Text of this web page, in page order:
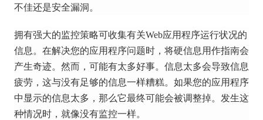
不佳还是安全漏洞。
拥有强大的监控策略可收集有关Web应用程序运行状况的
信息。 在解决您的应用程序问题时，将硬信息用作指南会
产生奇迹。 然而，可能有太多好事。 信息太多会导致信息
疲劳，这与没有足够的信息一样糟糕。 如果您的应用程序
中显示的信息太多，那么它最终可能会被调整掉。 发生这
种情况时，就像没有监控一样。